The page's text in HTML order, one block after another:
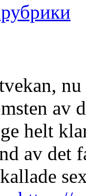
av
helt
av det